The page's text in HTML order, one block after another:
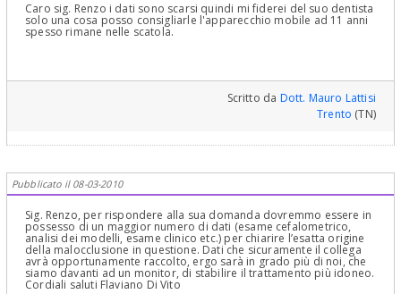
Caro sig. Renzo i dati sono scarsi quindi mi fiderei del suo dentista
solo una cosa posso consigliarle l'apparecchio mobile ad 11 anni
spesso rimane nelle scatola.
Scritto da Dott. Mauro Lattisi
Trento (TN)
Pubblicato il 08-03-2010
Sig. Renzo, per rispondere alla sua domanda dovremmo essere in
possesso di un maggior numero di dati (esame cefalometrico,
analisi dei modelli, esame clinico etc.) per chiarire l’esatta origine
della malocclusione in questione. Dati che sicuramente il collega
avrà opportunamente raccolto, ergo sarà in grado più di noi, che
siamo davanti ad un monitor, di stabilire il trattamento più idoneo.
Cordiali saluti Flaviano Di Vito